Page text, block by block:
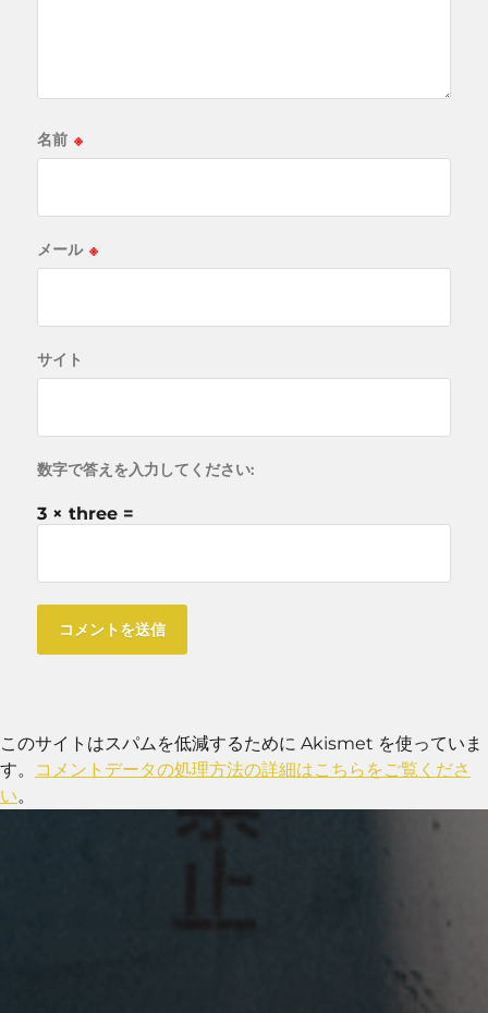
名前 ※
メール ※
サイト
数字で答えを入力してください:
3 × three =
このサイトはスパムを低減するために Akismet を使っていま
す。
コメントデータの処理方法の詳細はこちらをご覧くださ
い。